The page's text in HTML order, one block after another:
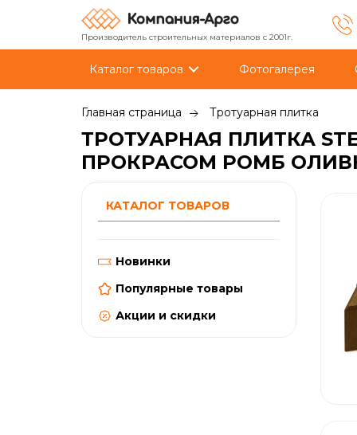
Производитель строительных материалов с 2001г.
Каталог товаров Фотогалерея
Главная страница Тротуарная плитка
ТРОТУАРНАЯ ПЛИТКА
ПРОКРАСОМ РОМБ
КАТАЛОГ ТОВАРОВ
Новинки
Популярные товары
Акции и скидки